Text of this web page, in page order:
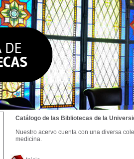
Catálogo de las Bibliotecas de la
Nuestro acervo cuenta con una diversa
medicina.